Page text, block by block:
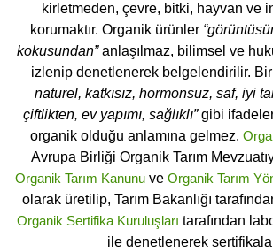
kirletmeden, çevre, bitki, hayvan ve
korumaktır. Organik ürünler
kokusundan”anlaşılmaz, bilimsel ve
izlenip denetlenerek belgelendirilir.
naturel, katkısız, hormonsuz, saf, iyi
çiftlikten, ev yapımı, sağlıklı”gibi
organik olduğu anlamına gelmez.
Avrupa Birliği Organik Tarım
Organik Tarım Kanunu ve Organik Tarım
olarak üretilip, Tarım Bakanlığı
Organik Sertifika Kuruluşları tarafından
ile denetlenerek